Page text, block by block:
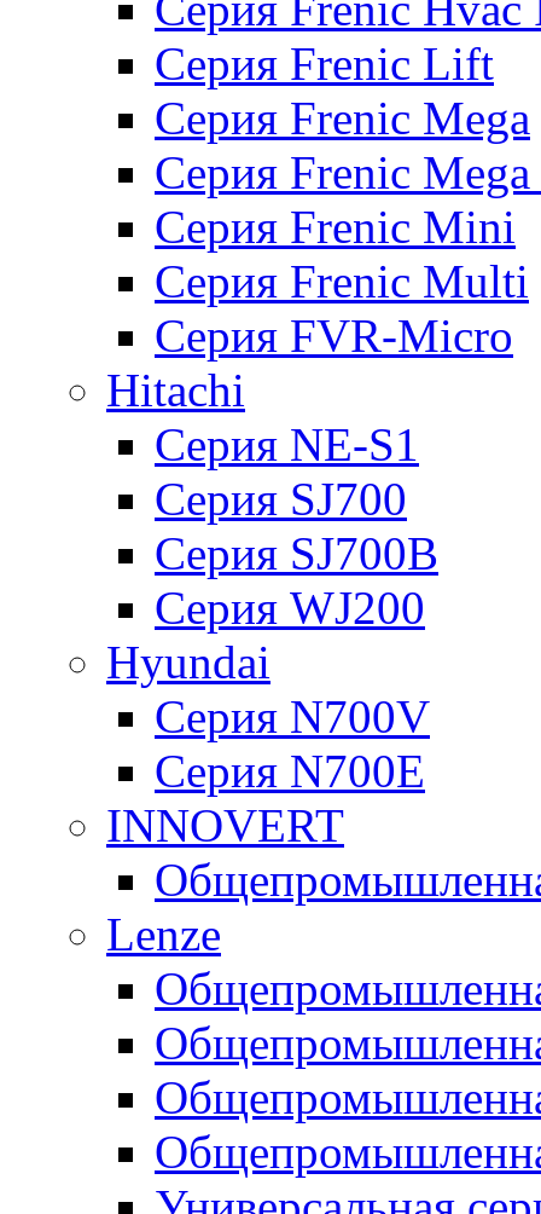
Серия Frenic Lift
Серия Frenic Mega
Серия Frenic Mega
Серия Frenic Mini
Серия Frenic Multi
Серия FVR-Micro
Hitachi
Серия NE-S1
Серия SJ700
Серия SJ700B
Серия WJ200
Hyundai
Серия N700V
Серия N700Е
INNOVERT
Lenze